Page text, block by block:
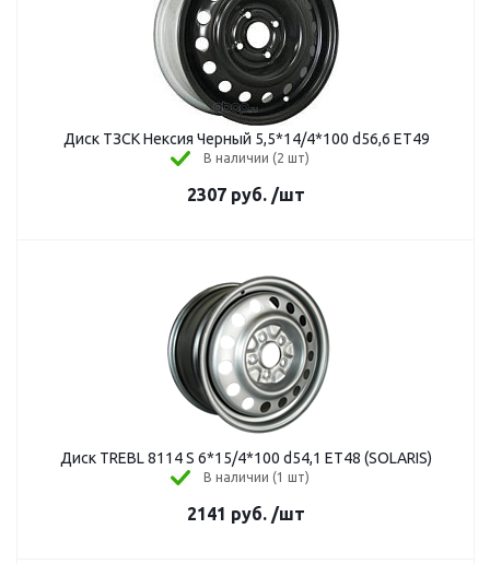
Диск ТЗСК Нексия Черный 5,5*14/4*100 d56,6 ЕТ49
В наличии (2 шт)
2307 руб. /шт
Диск TREBL 8114 S 6*15/4*100 d54,1 ЕТ48 (SOLARIS)
В наличии (1 шт)
2141 руб. /шт